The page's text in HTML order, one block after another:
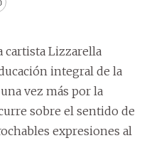
cartista Lizzarella
integral de la
vez más por la
sobre el sentido de
expresiones al